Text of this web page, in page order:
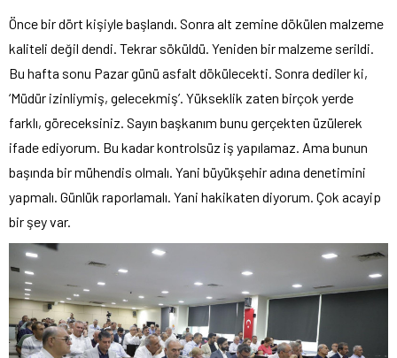
Önce bir dört kişiyle başlandı. Sonra alt zemine dökülen malzeme
kaliteli değil dendi. Tekrar söküldü. Yeniden bir malzeme serildi.
Bu hafta sonu Pazar günü asfalt dökülecekti. Sonra dediler ki,
‘Müdür izinliymiş, gelecekmiş’. Yükseklik zaten birçok yerde
farklı, göreceksiniz. Sayın başkanım bunu gerçekten üzülerek
ifade ediyorum. Bu kadar kontrolsüz iş yapılamaz. Ama bunun
başında bir mühendis olmalı. Yani büyükşehir adına denetimini
yapmalı. Günlük raporlamalı. Yani hakikaten diyorum. Çok acayip
bir şey var.